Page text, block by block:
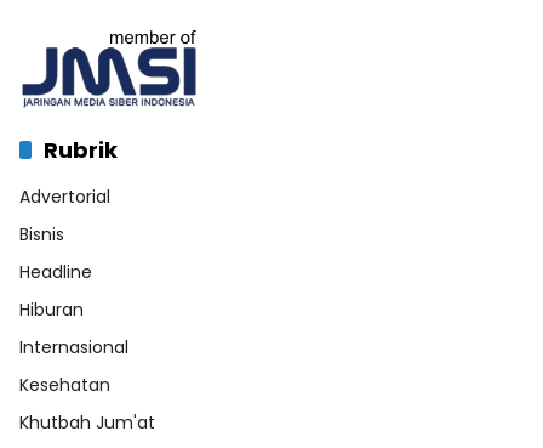
Rubrik
Advertorial
Bisnis
Headline
Hiburan
Internasional
Kesehatan
Khutbah Jum'at